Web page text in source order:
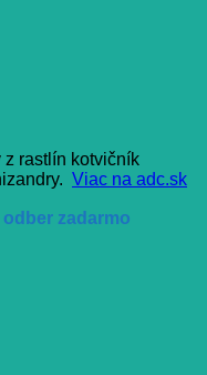
rastlín kotvičník
Viac na adc.sk
zadarmo